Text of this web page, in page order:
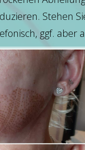
Stehen
ggf. aber